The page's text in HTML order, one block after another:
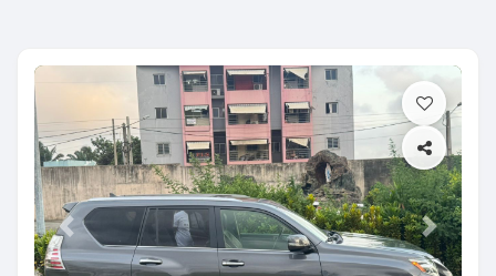
Previous Next